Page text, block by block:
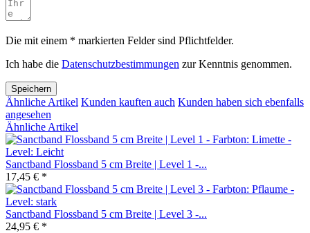
Die mit einem * markierten Felder sind Pflichtfelder.
Ich habe die Datenschutzbestimmungen zur Kenntnis genommen.
Speichern
Ähnliche Artikel Kunden kauften auch Kunden haben sich ebenfalls
angesehen
Ähnliche Artikel
Sanctband Flossband 5 cm Breite | Level 1 -...
17,45 € *
Sanctband Flossband 5 cm Breite | Level 3 -...
24,95 € *